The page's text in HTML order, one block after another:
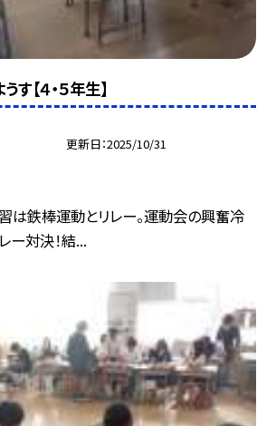
【４・５年生】
更新日 2025/10/31
は鉄棒運動とリレー。運動会の興奮冷
ー対決！結...